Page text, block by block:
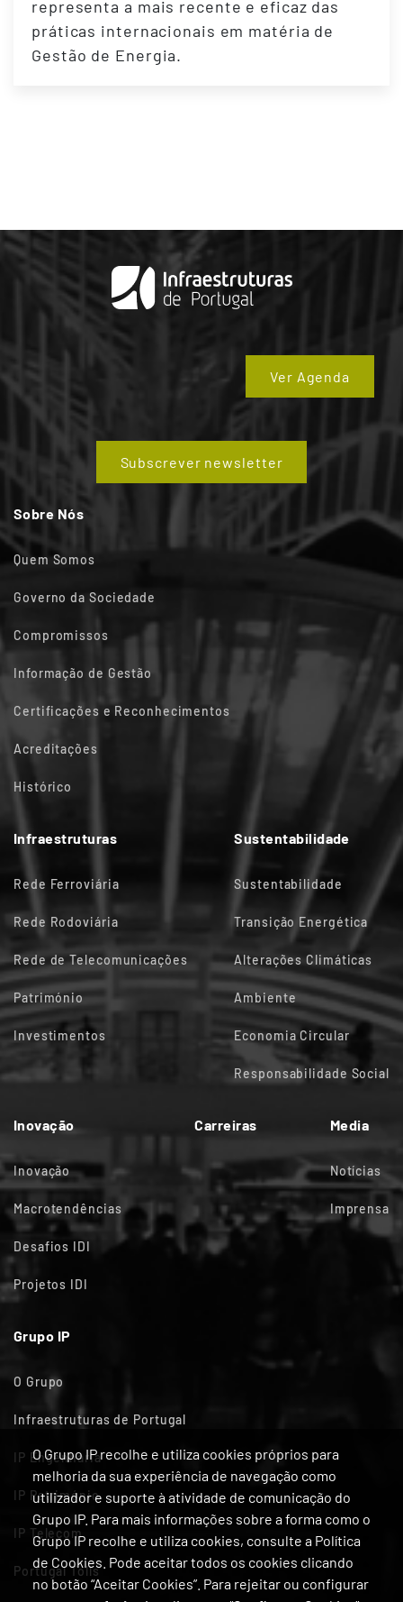
representa a mais recente e eficaz das
práticas internacionais em matéria de
Gestão de Energia.
O Grupo IP recolhe e utiliza cookies próprios para
melhoria da sua experiência de navegação como
utilizador e suporte à atividade de comunicação do
Grupo IP. Para mais informações sobre a forma como o
Grupo IP recolhe e utiliza cookies, consulte a Política
de Cookies. Pode aceitar todos os cookies clicando
no botão “Aceitar Cookies”. Para rejeitar ou configurar
Ver Agenda
Subscrever newsletter
Sobre Nós
Quem Somos
Governo da Sociedade
Compromissos
Informação de Gestão
Certificações e Reconhecimentos
Acreditações
Histórico
Infraestruturas
Rede Ferroviária
Rede Rodoviária
Rede de Telecomunicações
Património
Investimentos
Sustentabilidade
Sustentabilidade
Transição Energética
Alterações Climáticas
Ambiente
Economia Circular
Responsabilidade Social
Inovação
Inovação
Macrotendências
Desafios IDI
Projetos IDI
Carreiras Media
Notícias
Imprensa
Grupo IP
O Grupo
Infraestruturas de Portugal
IP Engenharia
IP Património
IP Telecom
Portugal Tolls